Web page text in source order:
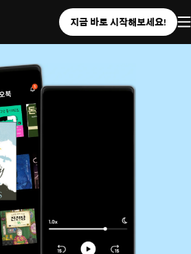
지금 바로 시작해보세요!